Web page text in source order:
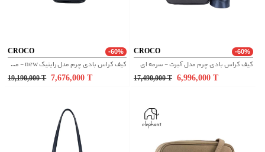
CROCO -60%
کیف کراس بادی چرم مدل راینیک new - مشکی
19,190,000 T 7,676,000
CROCO -60%
کیف کراس بادی چرم مدل آلبرت - سرمه ای
17,490,000 T 6,996,000